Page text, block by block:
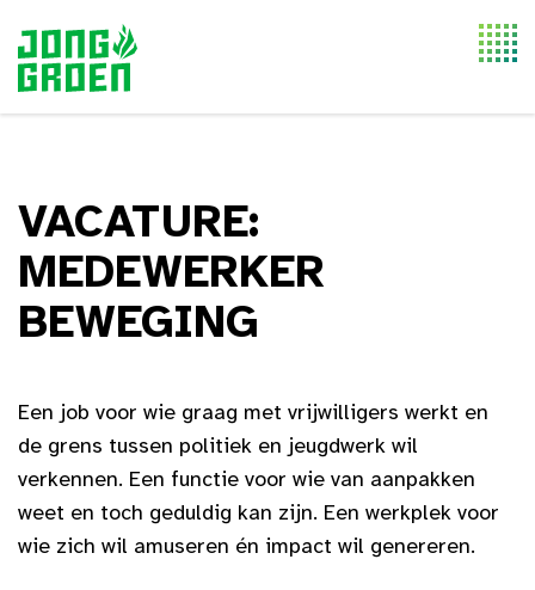
VACATURE:
MEDEWERKER
BEWEGING
Een job voor wie graag met vrijwilligers werkt en
de grens tussen politiek en jeugdwerk wil
verkennen. Een functie voor wie van aanpakken
weet en toch geduldig kan zijn. Een werkplek voor
wie zich wil amuseren én impact wil genereren.